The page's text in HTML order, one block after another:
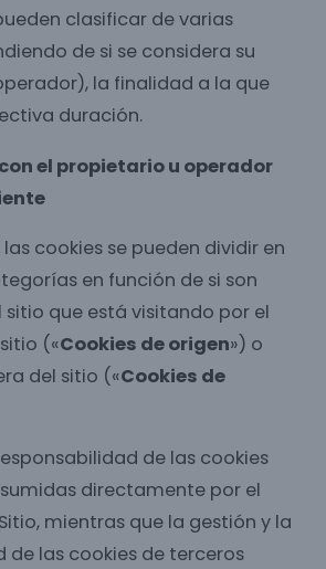
clasificar de varias
de si se considera su
la finalidad a la que
duración.
el propietario u operador
cookies se pueden dividir en
en función de si son
sitio que está visitando por el
(«Cookies de origen») o
del sitio («Cookies de
de las cookies
directamente por el
mientras que la gestión y la
de las cookies de terceros